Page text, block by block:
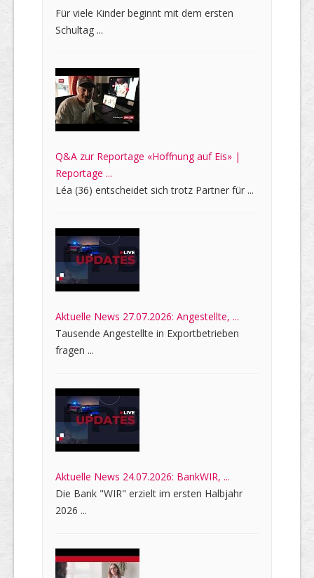
Für viele Kinder beginnt mit dem ersten
Schultag ...
Q&A zur Reportage «Hoffnung auf Eis» |
Reportage ...
Léa (36) entscheidet sich trotz Partner für ...
Aktuelle News 27.07.2026: Angestellte, ...
Tausende Angestellte in Exportbetrieben
fragen ...
Aktuelle News 24.07.2026: BankWIR, ...
Die Bank "WIR" erzielt im ersten Halbjahr
2026 ...